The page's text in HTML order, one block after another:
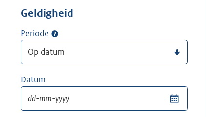
Geldigheid
Periode
Datum